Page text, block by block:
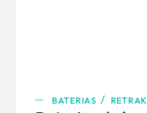
BATERIAS / RETRAK